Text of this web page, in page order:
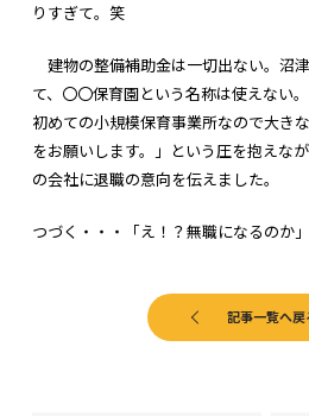
りすぎて。笑
建物の整備補助金は一切出ない。沼
て、〇〇保育園という名称は使えない
初めての小規模保育事業所なので大き
をお願いします。」という圧を抱えな
の会社に退職の意向を伝えました。
つづく・・・「え！？無職になるのか」
記事一覧へ戻